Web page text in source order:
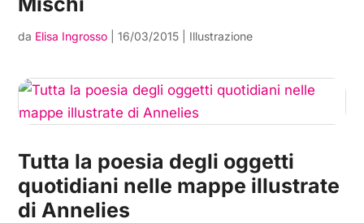
da Elisa Ingrosso |16/03/2015 Illustrazione
Tutta la poesia degli oggetti
quotidiani nelle mappe illustrate
di Annelies